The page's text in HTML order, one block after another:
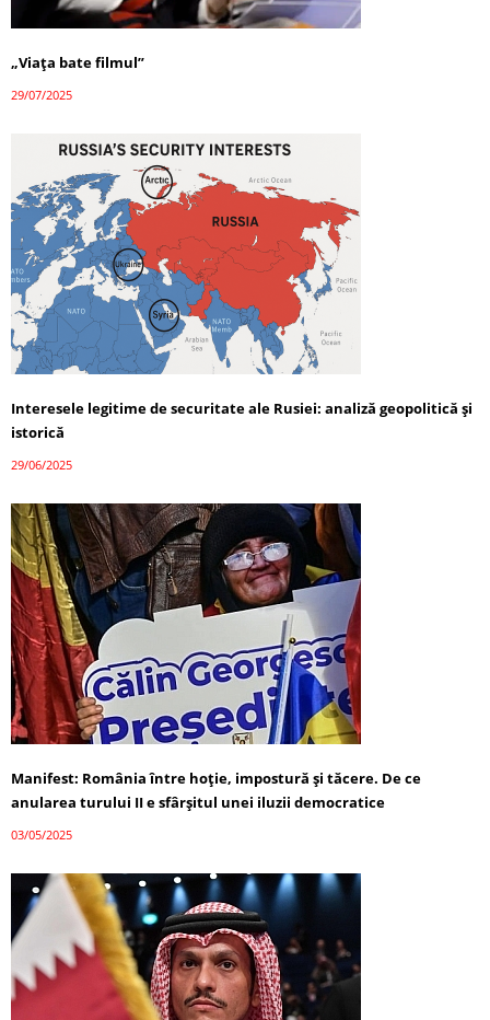
„Viața bate filmul”
29/07/2025
Interesele legitime de securitate ale Rusiei: analiză geopolitică și
istorică
29/06/2025
Manifest: România între hoție, impostură și tăcere. De ce
anularea turului II e sfârșitul unei iluzii democratice
03/05/2025